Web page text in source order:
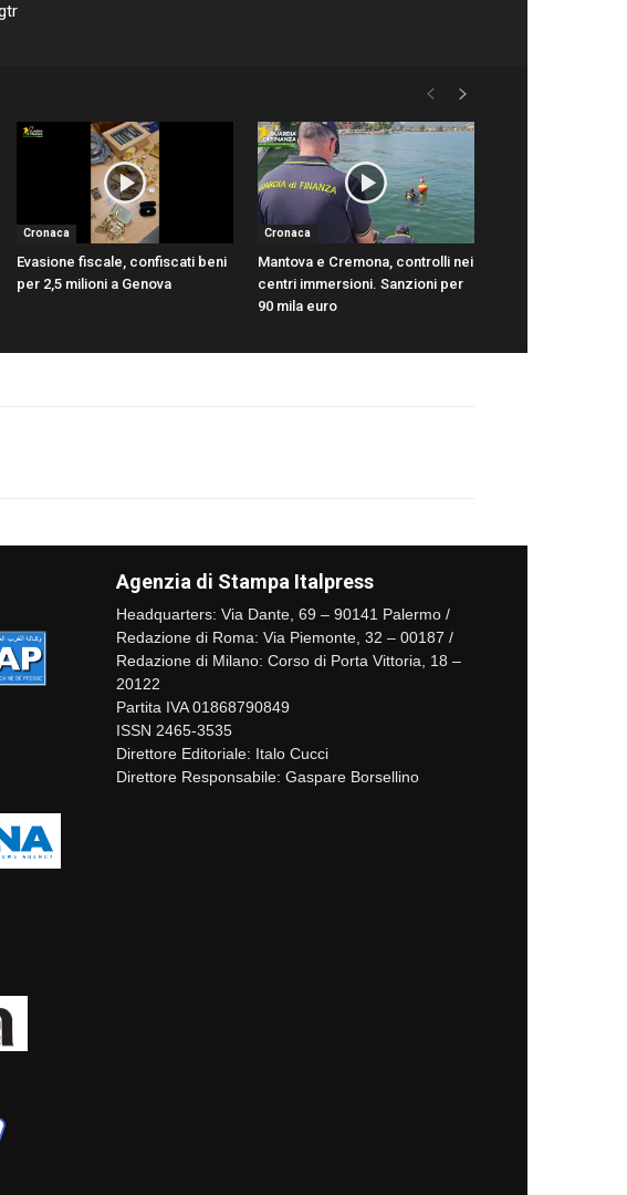
Cronaca
Evasione fiscale, confiscati beni
per 2,5 milioni a Genova
Cronaca
Mantova e Cremona, controlli nei
centri immersioni. Sanzioni per
90 mila euro
Agenzia di Stampa Italpress
Headquarters: Via Dante, 69 – 90141 Palermo /
Redazione di Roma: Via Piemonte, 32 – 00187 /
Redazione di Milano: Corso di Porta Vittoria, 18 –
20122
Partita IVA 01868790849
ISSN 2465-3535
Direttore Editoriale: Italo Cucci
Direttore Responsabile: Gaspare Borsellino